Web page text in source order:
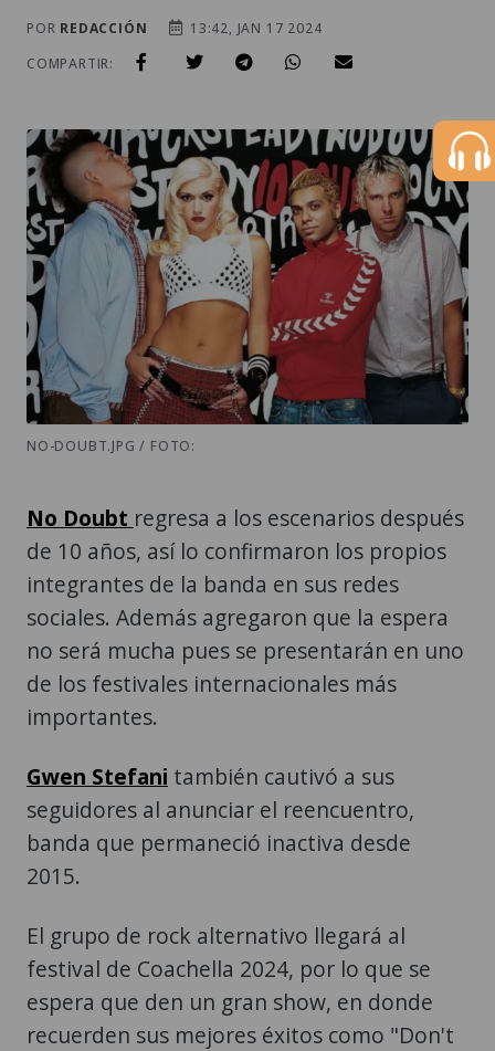
POR REDACCIÓN
13:42, JAN 17 2024
COMPARTIR:
NO-DOUBT.JPG / FOTO:
No Doubt regresa a los escenarios después
de 10 años, así lo confirmaron los propios
integrantes de la banda en sus redes
sociales. Además agregaron que la espera
no será mucha pues se presentarán en uno
de los festivales internacionales más
importantes.
Gwen Stefani también cautivó a sus
seguidores al anunciar el reencuentro,
banda que permaneció inactiva desde
2015.
El grupo de rock alternativo llegará al
festival de Coachella 2024, por lo que se
espera que den un gran show, en donde
recuerden sus mejores éxitos como "Don't